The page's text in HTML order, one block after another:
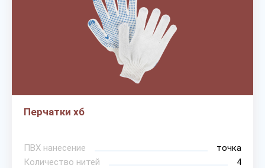
Перчатки хб
ПВХ нанесение
точка
Количество нитей
4